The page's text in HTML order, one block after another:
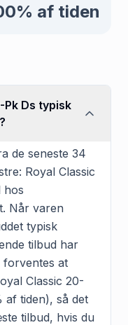
% af tiden
Ds typisk
de seneste 34
Royal Classic
hos
Når varen
typisk
tilbud har
at
Classic 20-
af tiden), så det
tilbud, hvis du